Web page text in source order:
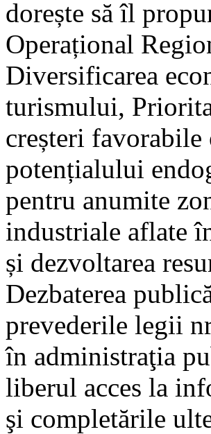
dorește să îl
Operațional
Diversificarea
turismului,
creșteri
potențialului
pentru anumite
industriale aflate
și dezvoltarea
Dezbaterea
prevederile legii
în administraţia
liberul acces la
şi completările